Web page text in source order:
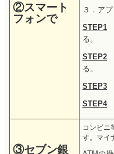
②スマート
フォンで
３．ア
STEP1
る。
STEP2
る。
STEP3
STEP4
③セブン銀
コンビニ
す。マイ